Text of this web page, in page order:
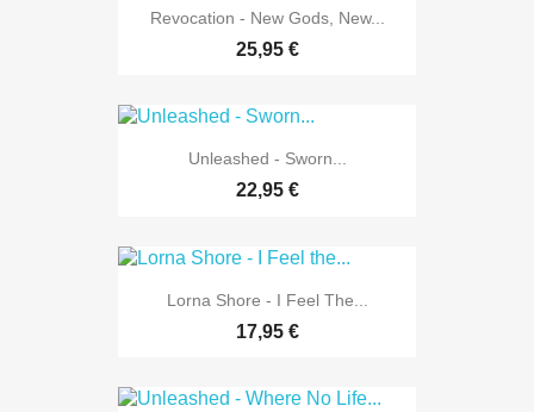
Revocation - New Gods, New...
25,95 €
Unleashed - Sworn...
22,95 €
Lorna Shore - I Feel The...
17,95 €